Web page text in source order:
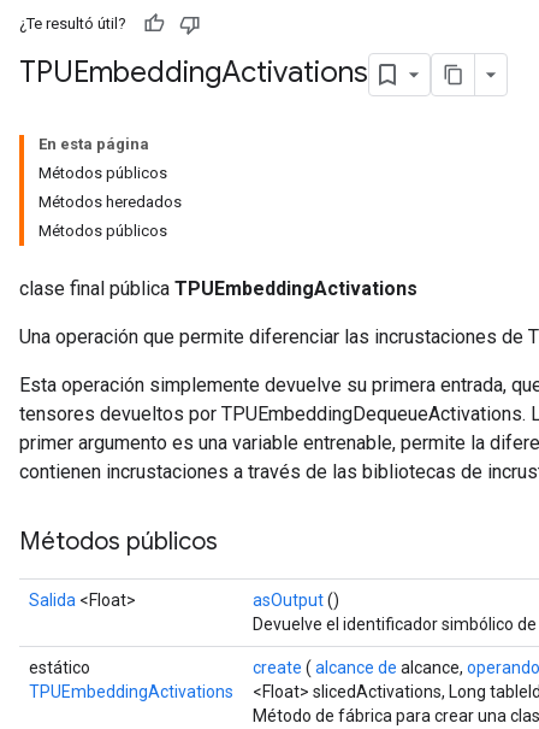
¿Te resultó útil?
TPUEmbeddingActivations
En esta página
Métodos públicos
Métodos heredados
Métodos públicos
clase final pública TPUEmbeddingActivations
Una operación que permite diferenciar las incrustaciones de
Esta operación simplemente devuelve su primera entrada,
tensores devueltos por TPUEmbeddingDequeueActivations.
primer argumento es una variable entrenable, permite la
contienen incrustaciones a través de las bibliotecas de
Métodos públicos
Salida <Float> asOutput()
Devuelve el identificador simbólico
estático
TPUEmbeddingActivations
create ( alcance de alcance, operando
<Float> slicedActivations, Long
Método de fábrica para crear una